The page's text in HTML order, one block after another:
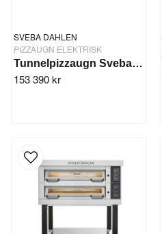
SVEBA DAHLEN
PIZZAUGN ELEKTRISK
Tunnelpizzaugn Sveba Dahlen TP10
153 390 kr